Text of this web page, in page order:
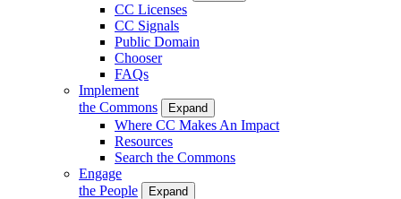
CC Licenses
CC Signals
Public Domain
Chooser
FAQs
Implement
the Commons
Expand
Where CC Makes An Impact
Resources
Search the Commons
Engage
the People
Expand